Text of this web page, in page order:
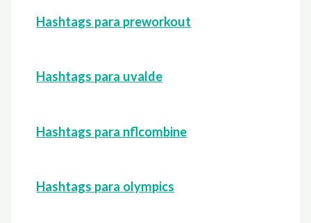
Hashtags para preworkout
Hashtags para uvalde
Hashtags para nflcombine
Hashtags para olympics